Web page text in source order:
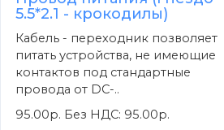
5.5*2.1 - крокодилы)
Кабель - переходник позволяет
питать устройства, не имеющие
контактов под стандартные
провода от DC-..
95.00р. Без НДС: 95.00р.